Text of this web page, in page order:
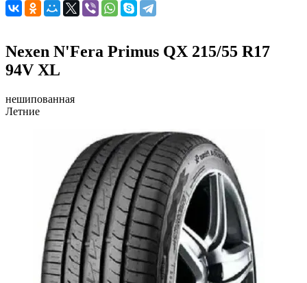
Nexen N'Fera Primus QX 215/55 R17
94V XL
нешипованная
Летние